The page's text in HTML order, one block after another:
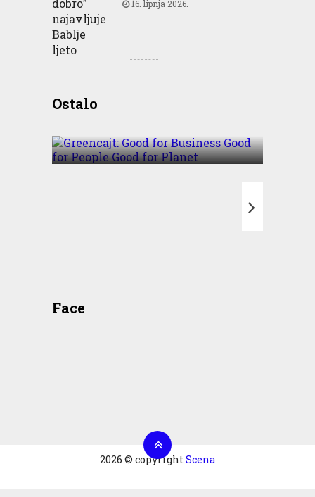
16. lipnja 2026.
OstaloBusiness Good for People
Face
2026 © copyright Scena